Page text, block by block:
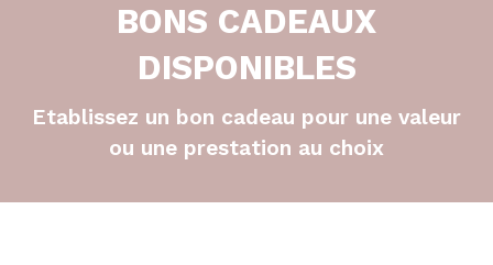
BONS CADEAUX
DISPONIBLES
Etablissez un bon cadeau pour une valeur
ou une prestation au choix